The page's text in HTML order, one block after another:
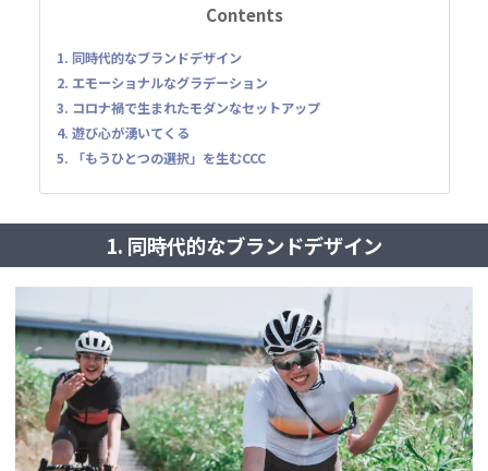
Contents
1. 同時代的なブランドデザイン
2. エモーショナルなグラデーション
3. コロナ禍で生まれたモダンなセットアップ
4. 遊び心が湧いてくる
5. 「もうひとつの選択」を生むCCC
1. 同時代的なブランドデザイン